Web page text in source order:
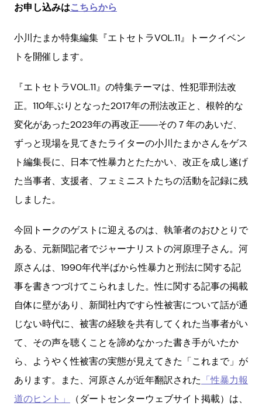
お申し込みはこちらから
小川たまか特集編集『エトセトラVOL.11』トークイベン
トを開催します。
『エトセトラVOL.11』の特集テーマは、性犯罪刑法改
正。110年ぶりとなった2017年の刑法改正と、根幹的な
変化があった2023年の再改正――その７年のあいだ、
ずっと現場を見てきたライターの小川たまかさんをゲス
ト編集長に、日本で性暴力とたたかい、改正を成し遂げ
た当事者、支援者、フェミニストたちの活動を記録に残
しました。
今回トークのゲストに迎えるのは、執筆者のおひとりで
ある、元新聞記者でジャーナリストの河原理子さん。河
原さんは、1990年代半ばから性暴力と刑法に関する記
事を書きつづけてこられました。性に関する記事の掲載
自体に壁があり、新聞社内ですら性被害について話が通
じない時代に、被害の経験を共有してくれた当事者がい
て、その声を聴くことを諦めなかった書き手がいたか
ら、ようやく性被害の実態が見えてきた「これまで」が
あります。また、河原さんが近年翻訳された 「性暴力報
道のヒント」
（ダートセンターウェブサイト掲載）は、